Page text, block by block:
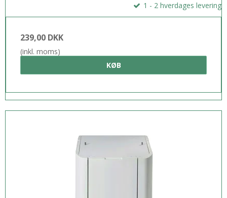
1 - 2 hverdages levering
239,00 DKK
(inkl. moms)
KØB